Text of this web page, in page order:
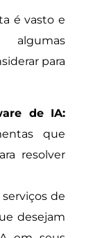
é vasto e
para
de IA:
que
resolver
de
desejam